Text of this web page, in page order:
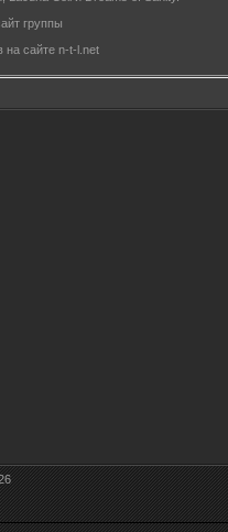
группы
на сайте n-t-l.net